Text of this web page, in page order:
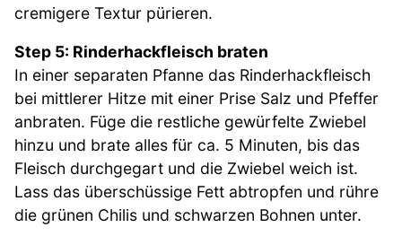
cremigere Textur pürieren.
Step 5: Rinderhackfleisch braten
In einer separaten Pfanne das Rinderhackfleisch
bei mittlerer Hitze mit einer Prise Salz und Pfeffer
anbraten. Füge die restliche gewürfelte Zwiebel
hinzu und brate alles für ca. 5 Minuten, bis das
Fleisch durchgegart und die Zwiebel weich ist.
Lass das überschüssige Fett abtropfen und rühre
die grünen Chilis und schwarzen Bohnen unter.